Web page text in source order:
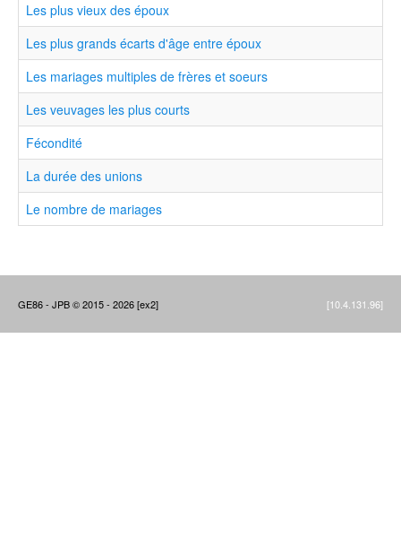
Les plus vieux des époux
Les plus grands écarts d'âge entre époux
Les mariages multiples de frères et soeurs
Les veuvages les plus courts
Fécondité
La durée des unions
Le nombre de mariages
GE86 - JPB © 2015 - 2026 [ex2] [10.4.131.96]